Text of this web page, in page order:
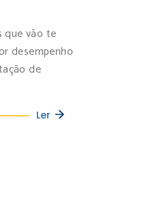
que vão te
desempenho
de
Ler